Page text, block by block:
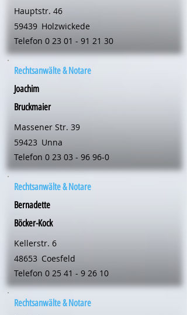
Hauptstr. 46
59439 Holzwickede
Telefon 0 23 01 - 91 21 30
Rechtsanwälte & Notare
Joachim
Bruckmaier
Massener Str. 39
59423 Unna
Telefon 0 23 03 - 96 96-0
Rechtsanwälte & Notare
Bernadette
Böcker-Kock
Kellerstr. 6
48653 Coesfeld
Telefon 0 25 41 - 9 26 10
Rechtsanwälte & Notare